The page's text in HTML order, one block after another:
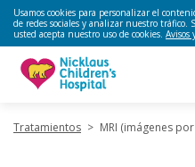
Usamos cookies para personalizar el
de redes sociales y analizar nuestro
usted acepta nuestro uso de cookies. Avisos
Tratamientos > MRI (imágenes